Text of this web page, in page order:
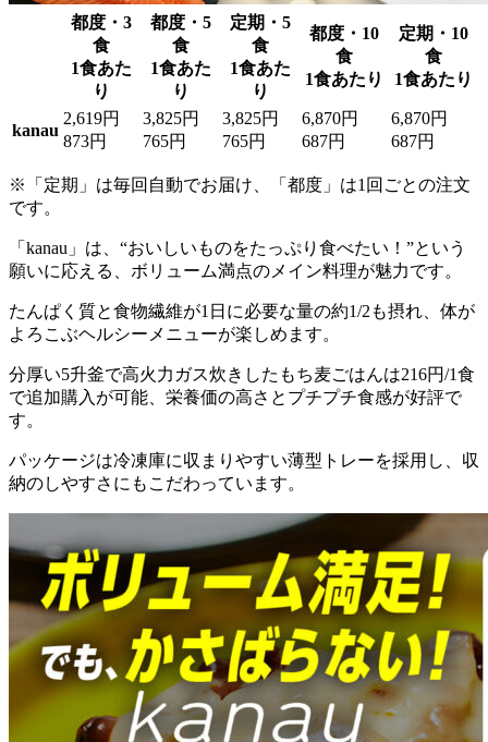
都度・3
食
1食あた
り
都度・5
食
1食あた
り
定期・5
食
1食あた
り
都度・10
食
1食あたり
定期・10
食
1食あたり
kanau
2,619円
873円
3,825円
765円
3,825円
765円
6,870円
687円
6,870円
687円
※「定期」は毎回自動でお届け、「都度」は1回ごとの注文
です。
「kanau」は、“おいしいものをたっぷり食べたい！”という
願いに応える、ボリューム満点のメイン料理が魅力です。
たんぱく質と食物繊維が1日に必要な量の約1/2も摂れ、体が
よろこぶヘルシーメニューが楽しめます。
分厚い5升釜で高火力ガス炊きしたもち麦ごはんは216円/1食
で追加購入が可能、栄養価の高さとプチプチ食感が好評で
す。
パッケージは冷凍庫に収まりやすい薄型トレーを採用し、収
納のしやすさにもこだわっています。